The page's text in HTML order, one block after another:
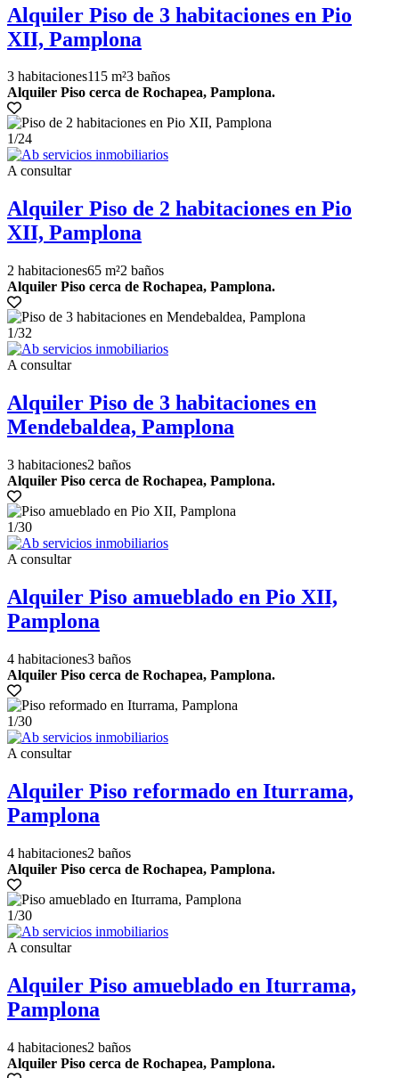
Alquiler Piso de 3 habitaciones en Pio
XII, Pamplona
3 habitaciones115 m²3 baños
Alquiler Piso cerca de Rochapea, Pamplona.
1/24
A consultar
Alquiler Piso de 2 habitaciones en Pio
XII, Pamplona
2 habitaciones65 m²2 baños
Alquiler Piso cerca de Rochapea, Pamplona.
1/32
A consultar
Alquiler Piso de 3 habitaciones en
Mendebaldea, Pamplona
3 habitaciones2 baños
Alquiler Piso cerca de Rochapea, Pamplona.
1/30
A consultar
Alquiler Piso amueblado en Pio XII,
Pamplona
4 habitaciones3 baños
Alquiler Piso cerca de Rochapea, Pamplona.
1/30
A consultar
Alquiler Piso reformado en Iturrama,
Pamplona
4 habitaciones2 baños
Alquiler Piso cerca de Rochapea, Pamplona.
1/30
A consultar
Alquiler Piso amueblado en Iturrama,
Pamplona
4 habitaciones2 baños
Alquiler Piso cerca de Rochapea, Pamplona.